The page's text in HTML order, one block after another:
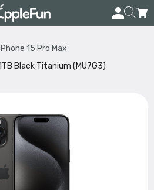
15 Pro Max
Black Titanium (MU7G3)